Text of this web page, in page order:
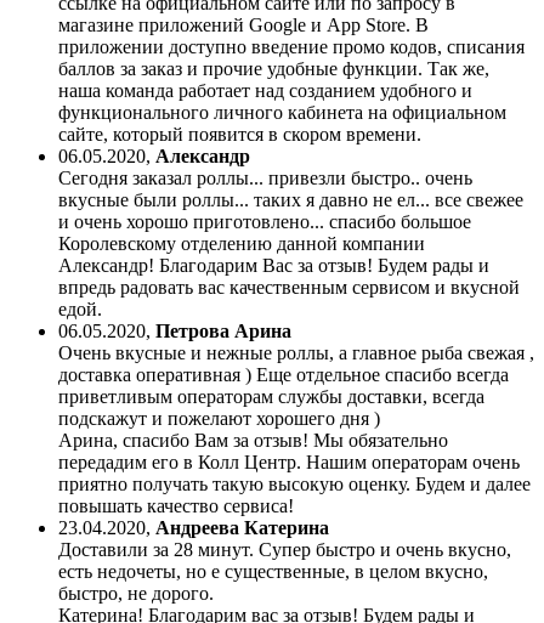
магазине приложений Google и App Store. В
приложении доступно введение промо кодов, списания
баллов за заказ и прочие удобные функции. Так же,
наша команда работает над созданием удобного и
функционального личного кабинета на официальном
сайте, который появится в скором времени.
06.05.2020, Александр
Сегодня заказал роллы... привезли быстро.. очень
вкусные были роллы... таких я давно не ел... все свежее
и очень хорошо приготовлено... спасибо большое
Королевскому отделению данной компании
Александр! Благодарим Вас за отзыв! Будем рады и
впредь радовать вас качественным сервисом и вкусной
едой.
06.05.2020, Петрова Арина
Очень вкусные и нежные роллы, а главное рыба свежая ,
доставка оперативная ) Еще отдельное спасибо всегда
приветливым операторам службы доставки, всегда
подскажут и пожелают хорошего дня )
Арина, спасибо Вам за отзыв! Мы обязательно
передадим его в Колл Центр. Нашим операторам очень
приятно получать такую высокую оценку. Будем и далее
повышать качество сервиса!
23.04.2020, Андреева Катерина
Доставили за 28 минут. Супер быстро и очень вкусно,
есть недочеты, но е существенные, в целом вкусно,
быстро, не дорого.
Катерина! Благодарим вас за отзыв! Будем рады и